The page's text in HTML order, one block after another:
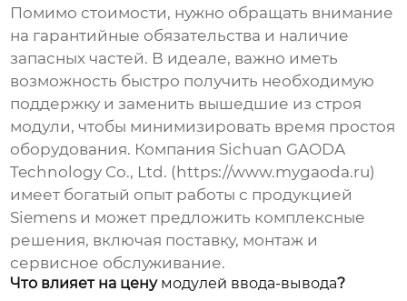
Помимо стоимости, нужно обращать внимание
на гарантийные обязательства и наличие
запасных частей. В идеале, важно иметь
возможность быстро получить необходимую
поддержку и заменить вышедшие из строя
модули, чтобы минимизировать время простоя
оборудования. Компания Sichuan GAODA
Technology Co., Ltd. (https://www.mygaoda.ru)
имеет богатый опыт работы с продукцией
Siemens и может предложить комплексные
решения, включая поставку, монтаж и
сервисное обслуживание.
Что влияет на цену модулей ввода-вывода?